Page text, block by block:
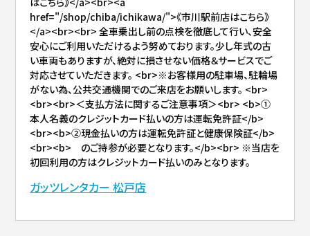
href="/shop/chiba/ichikawa/">《市川駅前店はこちら》
</a><br><br> 全車乗出し前の点検を徹底して行い、安全
安心にご利用いただけるよう努めております。少し年式の古
い車両もありますが、絶対に損させない価格＆サービスでご
対応させていただきます。 <br>※お客様用の駐車場、駐輪場
がない為、公共交通機関でのご来店をお願いします。 <br>
<br><br>＜支払方法に関するご注意事項＞<br> <b>①
本人名義のクレジットカード払いの方は運転免許証</b>
<br><b>②現金払いの方は運転免許証と健康保険証</b>
<br><b> のご持参が必要となります。</b><br> ※当店を
初回利用の方はクレジットカード払いのみとなります。
ガッツレンタカー 松戸店